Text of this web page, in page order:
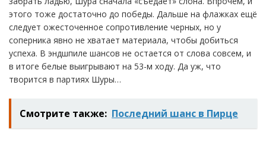
этого тоже достаточно до победы. Дальше на флажках ещё
следует ожесточенное сопротивление черных, но у
соперника явно не хватает материала, чтобы добиться
успеха. В эндшпиле шансов не остается от слова совсем, и
в итоге белые выигрывают на 53-м ходу. Да уж, что
творится в партиях Шуры…
Смотрите также: Последний шанс в Пирце